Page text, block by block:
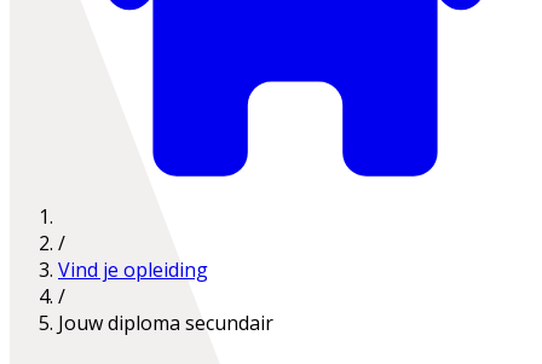
/
Vind je opleiding
/
Jouw diploma secundair